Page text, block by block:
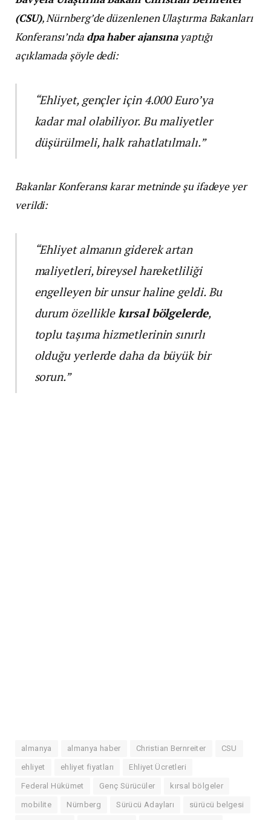
(CSU), Nürnberg’de düzenlenen Ulaştırma Bakanları
Konferansı’nda dpa haber ajansınayaptığı
açıklamada şöyle dedi:
“Ehliyet, gençler için 4.000 Euro’ya
kadar mal olabiliyor. Bu maliyetler
düşürülmeli, halk rahatlatılmalı.”
Bakanlar Konferansı karar metninde şu ifadeye yer
verildi:
“Ehliyet almanın giderek artan
maliyetleri, bireysel hareketliliği
engelleyen bir unsur haline geldi. Bu
durum özelliklekırsal bölgelerde,
toplu taşıma hizmetlerinin sınırlı
olduğu yerlerde daha da büyük bir
sorun.”
almanya almanya haber Christian Bernreiter CSU
ehliyet ehliyet fiyatları Ehliyet Ücretleri
Federal Hükümet Genç Sürücüler kırsal bölgeler
mobilite Nürnberg Sürücü Adayları sürücü belgesi